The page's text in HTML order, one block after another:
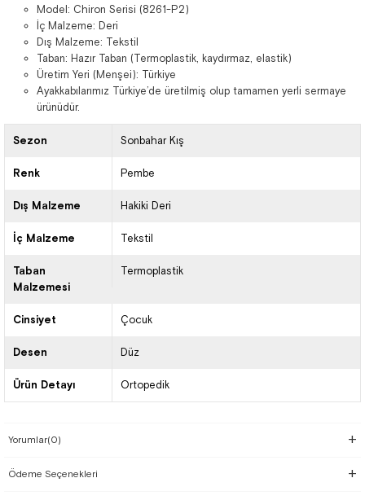
Model: Chiron Serisi (8261-P2)
İç Malzeme: Deri
Dış Malzeme: Tekstil
Taban: Hazır Taban (Termoplastik, kaydırmaz, elastik)
Üretim Yeri (Menşei): Türkiye
Ayakkabılarımız Türkiye’de üretilmiş olup tamamen yerli sermaye
ürünüdür.
Sezon Sonbahar Kış
Renk Pembe
Dış Malzeme Hakiki Deri
İç Malzeme Tekstil
Taban
Malzemesi
Termoplastik
Cinsiyet Çocuk
Desen Düz
Ürün Detayı Ortopedik
Yorumlar(0)
Ödeme Seçenekleri